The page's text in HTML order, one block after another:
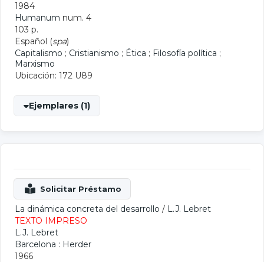
1984
Humanum num. 4
103 p.
Español (spa)
Capitalismo ; Cristianismo ; Ética ; Filosofía política ;
Marxismo
Ubicación: 172 U89
Ejemplares (1)
La dinámica concreta del desarrollo / L.J. Lebret
TEXTO IMPRESO
L.J. Lebret
Barcelona : Herder
1966